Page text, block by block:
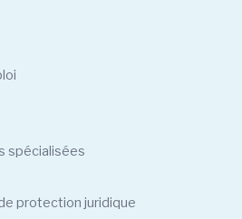
spécialisées
protection juridique